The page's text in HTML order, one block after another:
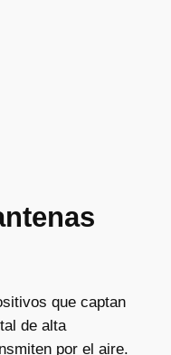
que captan
de alta
por el aire.